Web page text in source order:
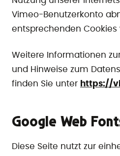
Vimeo-Benutzerkonto
entsprechenden Cookies
Weitere Informationen
und Hinweise zum
finden Sie unter https://
Google Web
Diese Seite nutzt zur